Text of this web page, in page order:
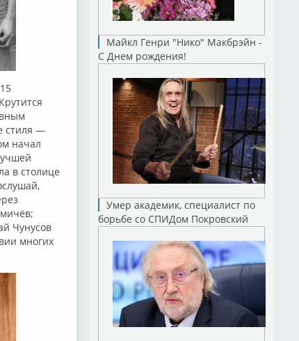
стиля —
начал
в столице
Чунусов
многих
Майкл Генри "Нико" Макбрэйн -
С Днем рождения!
Умер академик, специалист по
борьбе со СПИДом Покровский